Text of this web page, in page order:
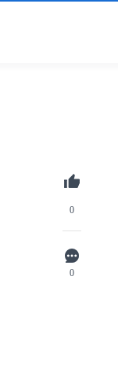
0
0